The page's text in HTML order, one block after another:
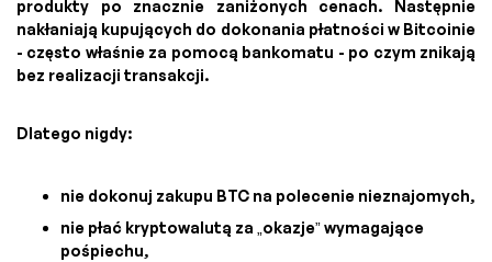
produkty po znacznie zaniżonych cenach. Następnie
nakłaniają kupujących do dokonania płatności w Bitcoinie
- często właśnie za pomocą bankomatu - po czym znikają
bez realizacji transakcji.
Dlatego nigdy:
nie dokonuj zakupu BTC na polecenie nieznajomych,
nie płać kryptowalutą za „okazje” wymagające
pośpiechu,